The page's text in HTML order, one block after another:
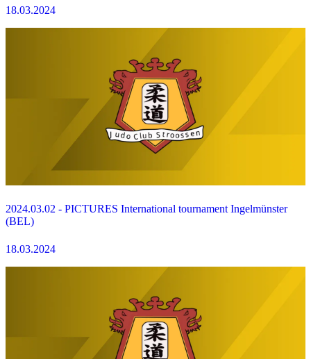
18.03.2024
2024.03.02 - PICTURES International tournament Ingelmünster
(BEL)
18.03.2024